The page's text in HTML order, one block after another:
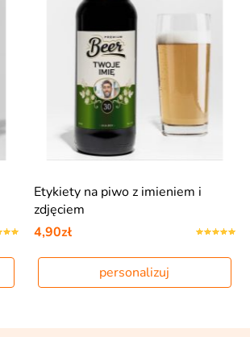
Etykiety na piwo z imieniem i
zdjęciem
4,90zł
personalizuj